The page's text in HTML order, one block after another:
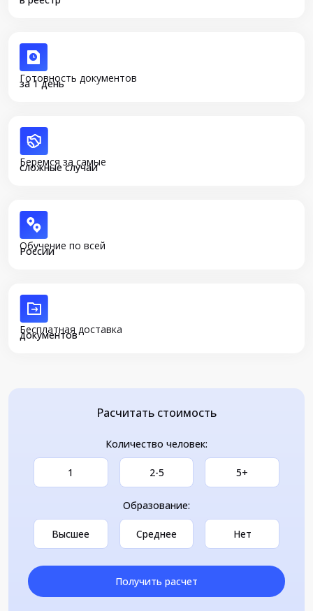
Готовность документов
за 1 день
Беремся за самые
сложные случаи
Обучение по всей
России
Бесплатная доставка
документов
Расчитать стоимость
Количество человек:
1 2-5 5+
Образование:
Высшее Среднее Нет
Получить расчет